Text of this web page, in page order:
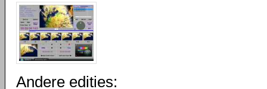
Andere edities: